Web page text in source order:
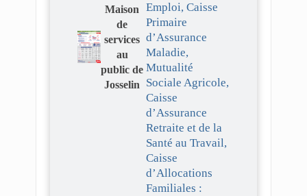
Maison
de
services
au
public de
Josselin
Emploi, Caisse
Primaire
d’Assurance
Maladie,
Mutualité
Sociale Agricole,
Caisse
d’Assurance
Retraite et de la
Santé au Travail,
Caisse
d’Allocations
Familiales :